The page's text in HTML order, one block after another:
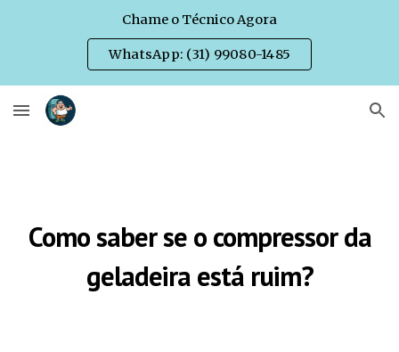
Chame o Técnico Agora
WhatsApp: (31) 99080-1485
Como saber se o compressor da
geladeira está ruim?